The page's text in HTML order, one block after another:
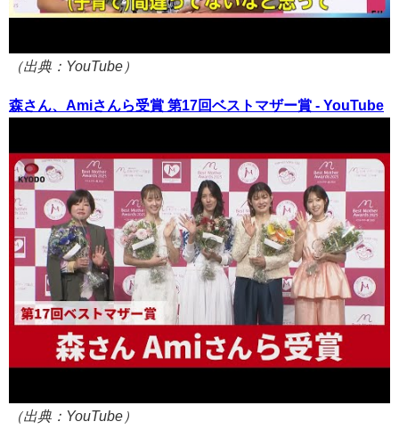
（出典：YouTube）
森さん、Amiさんら受賞 第17回ベストマザー賞 - YouTube
（出典：YouTube）